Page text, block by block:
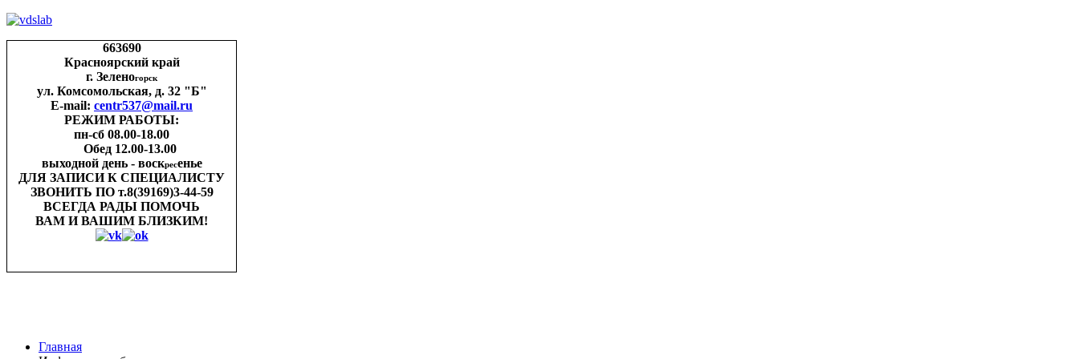
663690
Красноярский край
г. Зеленогорск
ул. Комсомольская, д. 32 "Б"
E-mail: centr537@mail.ru
РЕЖИМ РАБОТЫ:
пн-cб 08.00-18.00
Обед 12.00-13.00
выходной день - воскресенье
ДЛЯ ЗАПИСИК СПЕЦИАЛИСТУ
ЗВОНИТЬ ПО т.8(39169)3-44-59
ВСЕГДА РАДЫ ПОМОЧЬ
ВАМ И ВАШИМ БЛИЗКИМ!
Главная